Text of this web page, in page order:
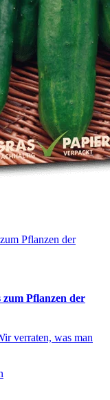
Pflanzen der
verraten, was man